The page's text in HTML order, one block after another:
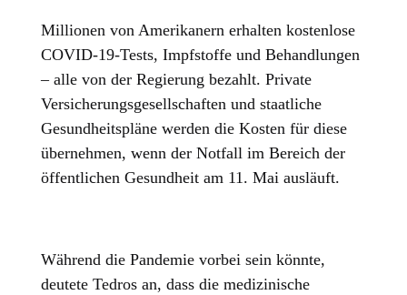
Millionen von Amerikanern erhalten kostenlose
COVID-19-Tests, Impfstoffe und Behandlungen
– alle von der Regierung bezahlt. Private
Versicherungsgesellschaften und staatliche
Gesundheitspläne werden die Kosten für diese
übernehmen, wenn der Notfall im Bereich der
öffentlichen Gesundheit am 11. Mai ausläuft.
Während die Pandemie vorbei sein könnte,
deutete Tedros an, dass die medizinische